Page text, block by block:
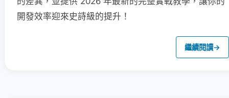
開發效率迎來史詩級的提升！
繼續閱讀→